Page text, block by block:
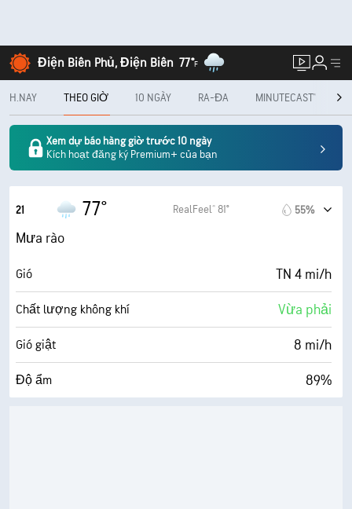
Điện Biên Phủ, Điện Biên 77°F
H.NAY THEO GIỜ 10 NGÀY RA-ĐA MINUTECAST®
Xem dự báo hàng giờ trước 10 ngày
Kích hoạt đăng ký Premium+ của bạn
21 77° RealFeel® 81° 55%
Mưa rào
Gió TN 4 mi/h
Chất lượng không khí Vừa phải
Gió giật 8 mi/h
Độ ẩm 89%